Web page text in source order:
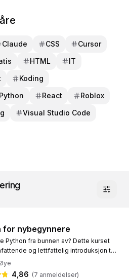
Claude CSS
Cursor
HTML
IT
Koding
Python React
Roblox
Visual Studio Code
for nybegynnere
Python fra bunnen av? Dette kurset
og lettfattelig introduksjon til
i Python, perfekt for
Vi dekker...
4,86 (7 anmeldelser)